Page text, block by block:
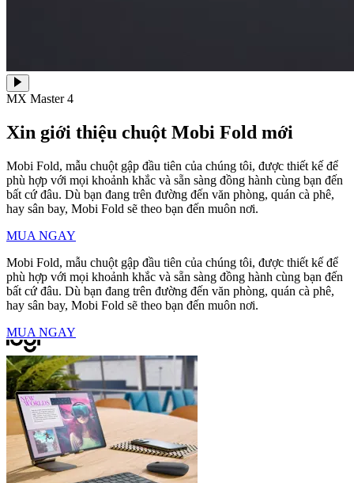
MX Master 4
Xin giới thiệu chuột Mobi Fold mới
Mobi Fold, mẫu chuột gập đầu tiên của chúng tôi, được thiết kế để
phù hợp với mọi khoảnh khắc và sẵn sàng đồng hành cùng bạn đến
bất cứ đâu. Dù bạn đang trên đường đến văn phòng, quán cà phê,
hay sân bay, Mobi Fold sẽ theo bạn đến muôn nơi.
MUA NGAY
Mobi Fold, mẫu chuột gập đầu tiên của chúng tôi, được thiết kế để
phù hợp với mọi khoảnh khắc và sẵn sàng đồng hành cùng bạn đến
bất cứ đâu. Dù bạn đang trên đường đến văn phòng, quán cà phê,
hay sân bay, Mobi Fold sẽ theo bạn đến muôn nơi.
MUA NGAY